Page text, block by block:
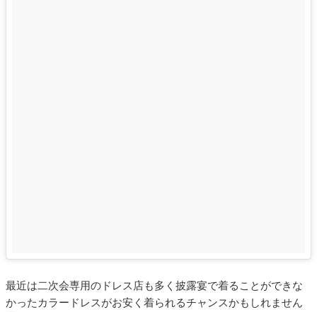
最近は二次会専用のドレス店も多く披露宴で着ることができな
かったカラードレスがお安く着られるチャンスかもしれません